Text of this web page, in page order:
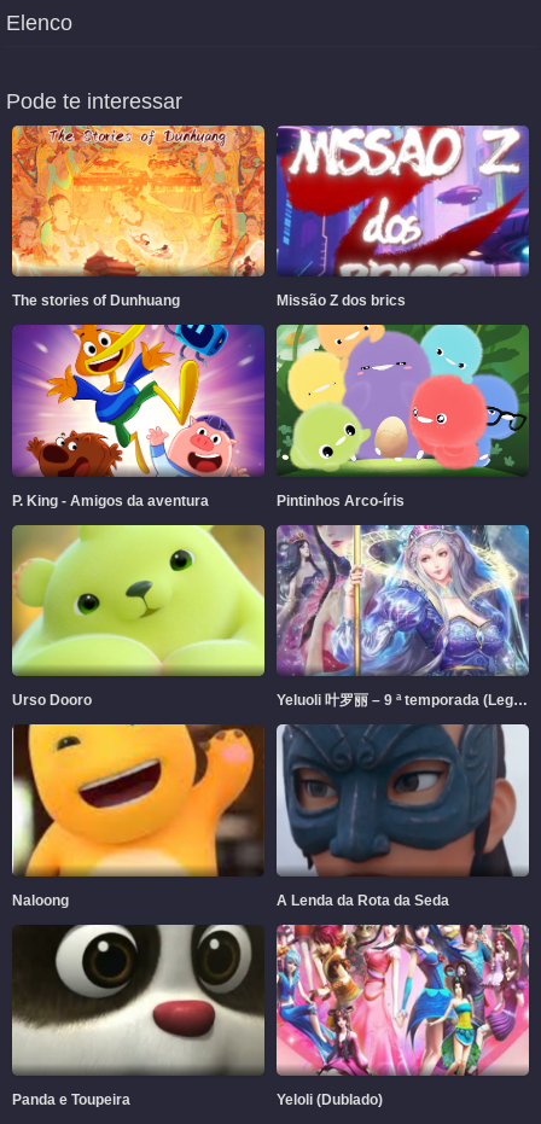
Elenco
Pode te interessar
The stories of Dunhuang Missão Z dos brics
P. King - Amigos da aventura Pintinhos Arco-íris
Urso Dooro Yeluoli 叶罗丽 – 9 ª temporada (Legendado)
Naloong A Lenda da Rota da Seda
Panda e Toupeira Yeloli (Dublado)